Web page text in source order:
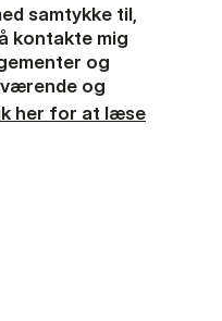
samtykke til,
kontakte mig
og
og
her for at læse